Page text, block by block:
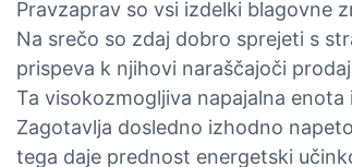
Pravzaprav so vsi izdelki blagovne
Na srečo so zdaj dobro sprejeti s
prispeva k njihovi naraščajoči
Ta visokozmogljiva napajalna
Zagotavlja dosledno izhodno
tega daje prednost energetski